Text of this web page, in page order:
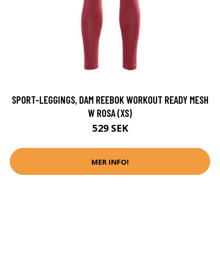
SPORT-LEGGINGS, DAM REEBOK WORKOUT READY MESH
W ROSA (XS)
529 SEK
MER INFO!